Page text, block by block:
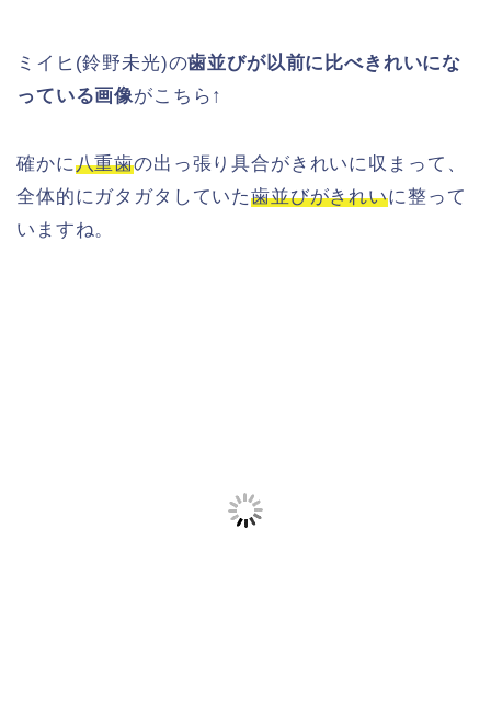
ミイヒ(鈴野未光)の歯並びが以前に比べきれいにな
っている画像がこちら↑
確かに八重歯の出っ張り具合がきれいに収まって、
全体的にガタガタしていた歯並びがきれいに整って
いますね。